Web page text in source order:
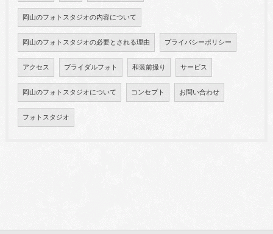
岡山のフォトスタジオの内容について
岡山のフォトスタジオの必要とされる理由 プライバシーポリシー
アクセス ブライダルフォト 和装前撮り サービス
岡山のフォトスタジオについて コンセプト お問い合わせ
フォトスタジオ